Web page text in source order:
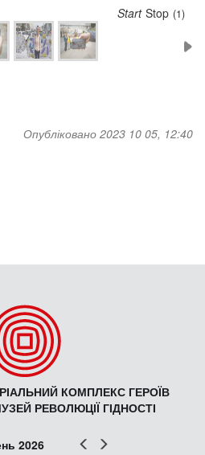
Start Stop (5)
Опубліковано 2023 10 05, 12:40
КОМПЛЕКС ГЕРОЇВ
РЕВОЛЮЦІЇ ГІДНОСТІ
Попер
2026